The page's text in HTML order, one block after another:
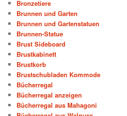
Bronzetiere
Brunnen und Garten
Brunnen und Gartenstatuen
Brunnen-Statue
Brust Sideboard
Brustkabinett
Brustkorb
Brustschubladen Kommode
Bücherregal
Bücherregal anzeigen
Bücherregal aus Mahagoni